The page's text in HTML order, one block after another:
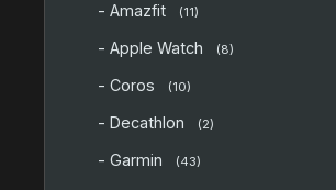
- Amazfit (11)
- Apple Watch (8)
- Coros (10)
- Decathlon (2)
- Garmin (43)